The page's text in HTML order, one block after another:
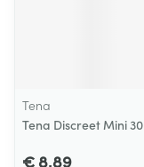
Tena
Tena Discreet Mini 30
€ 8,89